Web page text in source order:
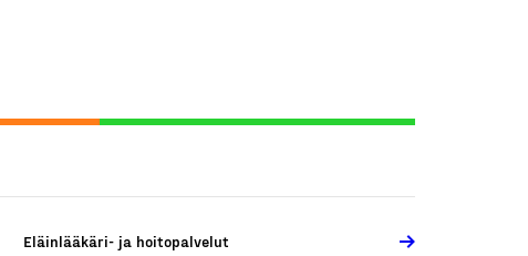
Eläinlääkäri- ja hoitopalvelut